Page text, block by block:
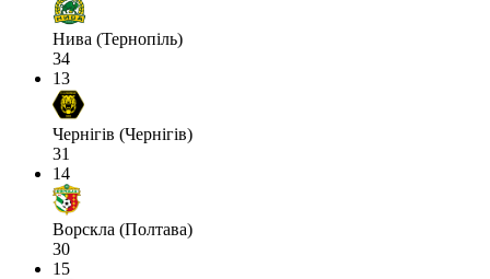
Нива (Тернопіль)
34
13
Чернігів (Чернігів)
31
14
Ворскла (Полтава)
30
15